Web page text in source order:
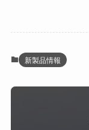
新製品情報